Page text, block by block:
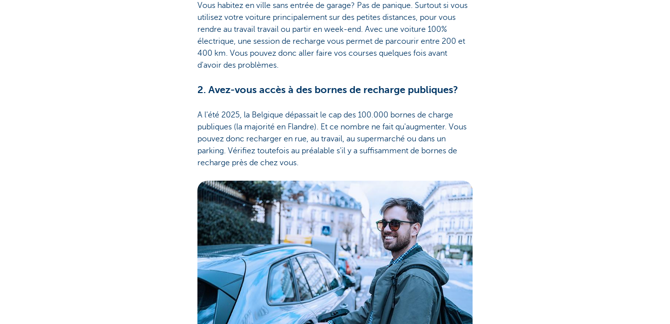
Vous habitez en ville sans entrée de garage? Pas de panique. Surtout si vous
utilisez votre voiture principalement sur des petites distances, pour vous
rendre au travail travail ou partir en week-end. Avec une voiture 100%
électrique, une session de recharge vous permet de parcourir entre 200 et
400 km. Vous pouvez donc aller faire vos courses quelques fois avant
d'avoir des problèmes.
2. Avez-vous accès à des bornes de recharge publiques?
A l'été 2025, la Belgique dépassait le cap des 100.000 bornes de charge
publiques (la majorité en Flandre). Et ce nombre ne fait qu'augmenter. Vous
pouvez donc recharger en rue, au travail, au supermarché ou dans un
parking. Vérifiez toutefois au préalable s'il y a suffisamment de bornes de
recharge près de chez vous.